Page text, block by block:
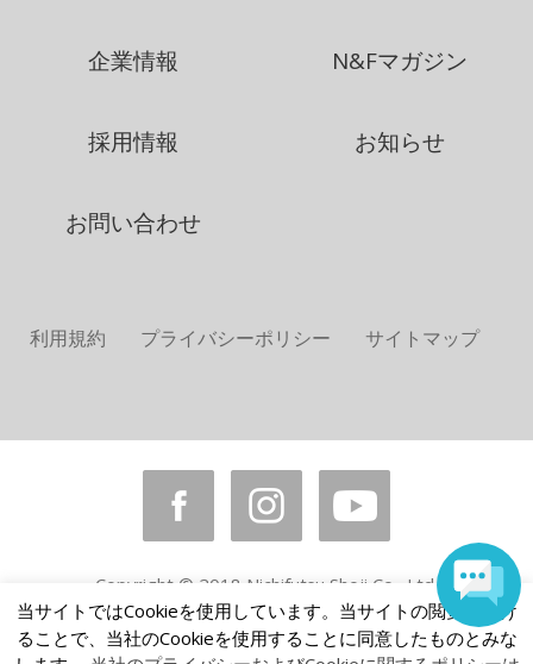
企業情報 N&Fマガジン
採用情報 お知らせ
お問い合わせ
利用規約 プライバシーポリシー サイトマップ
Copyright © 2018 Nichifutsu Shoji Co., Ltd.
All rights reserved.
当サイトではCookieを使用しています。当サイトの閲覧を続け
ることで、当社のCookieを使用することに同意したものとみな